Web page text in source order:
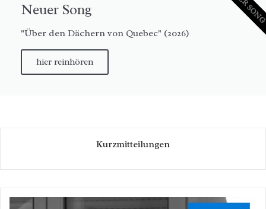
Neuer Song
"Über den Dächern von Quebec" (2026)
hier reinhören
Kurzmitteilungen